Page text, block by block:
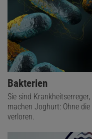
Bakterien
Sie sind
machen Joghurt: Ohne
verloren.